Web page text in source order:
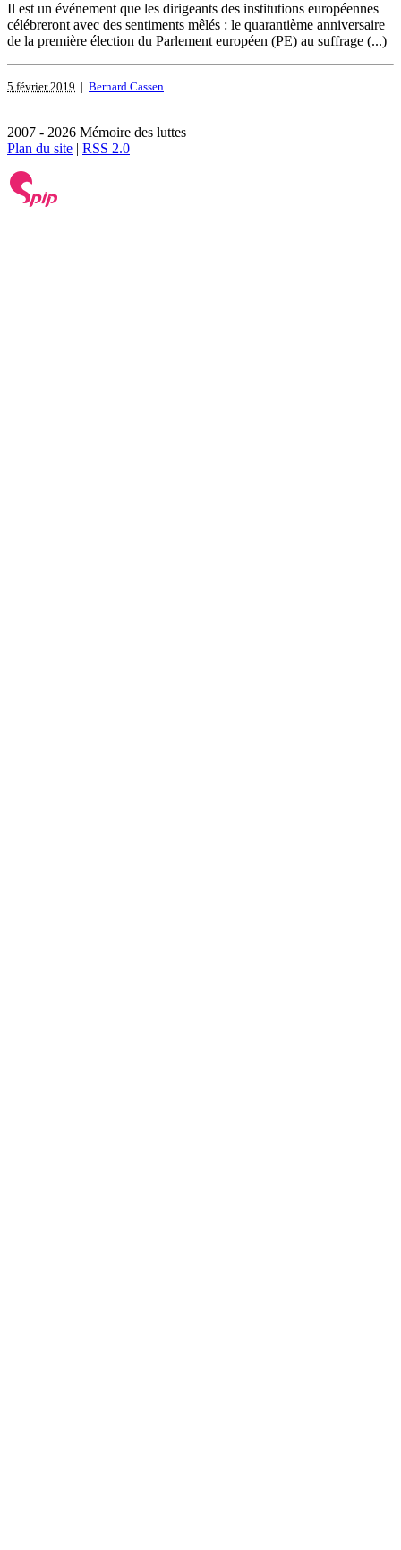
Il est un événement que les dirigeants des institutions européennes
célébreront avec des sentiments mêlés : le quarantième anniversaire
de la première élection du Parlement européen (PE) au suffrage (...)
5 février 2019 | Bernard Cassen
2007 - 2026 Mémoire des luttes
Plan du site
RSS 2.0